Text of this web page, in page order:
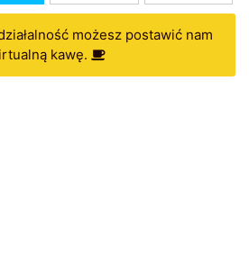
możesz postawić nam
kawę.